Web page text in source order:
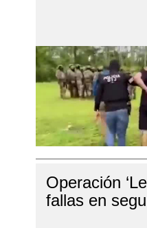
Operación
fallas en